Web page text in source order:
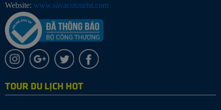
Website: www.savacotourist.com
TOUR DU LỊCH HOT